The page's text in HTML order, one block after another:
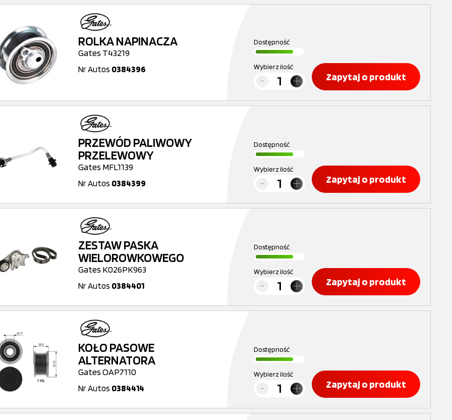
ROLKA NAPINACZA
Gates T43219
Nr Autos 0384396
Dostępność
Wybierz ilość
Zapytaj o produkt
PRZEWÓD PALIWOWY
PRZELEWOWY
Gates MFL1139
Nr Autos 0384399
Dostępność
Wybierz ilość
Zapytaj o produkt
ZESTAW PASKA
WIELOROWKOWEGO
Gates K026PK963
Nr Autos 0384401
Dostępność
Wybierz ilość
Zapytaj o produkt
KOŁO PASOWE
ALTERNATORA
Gates OAP7110
Nr Autos 0384414
Dostępność
Wybierz ilość
Zapytaj o produkt